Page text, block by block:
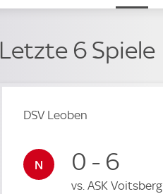
Letzte 6 Spiele
DSV Leoben
0 - 6
vs. ASK Voitsberg